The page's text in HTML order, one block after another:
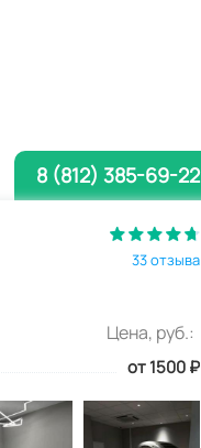
8 (812) 385-69-22
33 отзыва
Цена, руб.:
от 1500₽